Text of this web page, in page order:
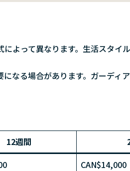
よって異なります。生活スタイ
なる場合があります。ガーデ
12週間
CAN$14,000